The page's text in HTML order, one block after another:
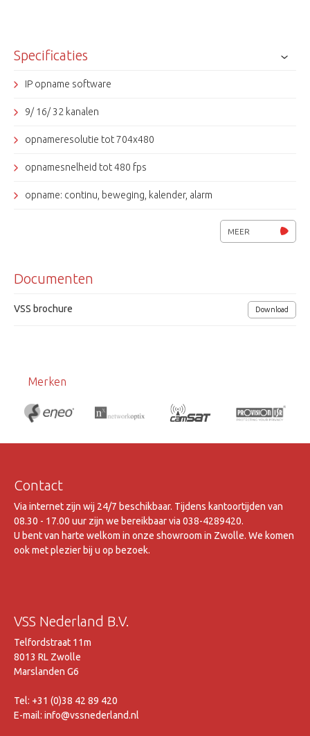
Specificaties
IP opname software
9/ 16/ 32 kanalen
opnameresolutie tot 704x480
opnamesnelheid tot 480 fps
opname: continu, beweging, kalender, alarm
voor- en na-alarmbeelden
2 gebruikersniveaus
MEER
Documenten
VSS brochure Download
Merken
Contact
Via internet zijn wij 24/7 beschikbaar. Tijdens kantoortijden van
08.30 - 17.00 uur zijn we bereikbaar via 038-4289420.
U bent van harte welkom in onze showroom in Zwolle. We komen
ook met plezier bij u op bezoek.
VSS Nederland B.V.
Telfordstraat 11m
8013 RL Zwolle
Marslanden G6
Tel: +31 (0)38 42 89 420
E-mail: info@vssnederland.nl